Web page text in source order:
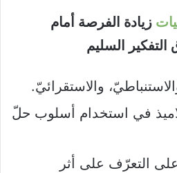
زيادة الفرصة أمام
التفكير السليم
والاستقرائيّ.
في استخدام أسلوب حلّ
التعرّف على أثر